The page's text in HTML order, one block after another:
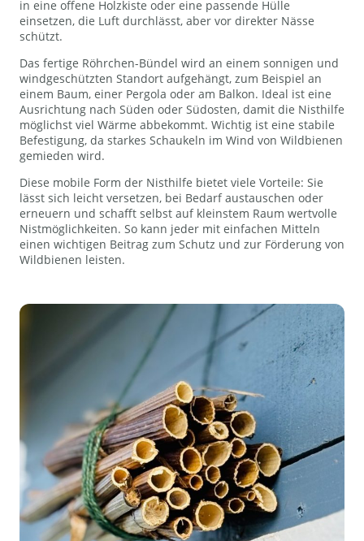
in eine offene Holzkiste oder eine passende Hülle
einsetzen, die Luft durchlässt, aber vor direkter Nässe
schützt.
Das fertige Röhrchen-Bündel wird an einem sonnigen und
windgeschützten Standort aufgehängt, zum Beispiel an
einem Baum, einer Pergola oder am Balkon. Ideal ist eine
Ausrichtung nach Süden oder Südosten, damit die Nisthilfe
möglichst viel Wärme abbekommt. Wichtig ist eine stabile
Befestigung, da starkes Schaukeln im Wind von Wildbienen
gemieden wird.
Diese mobile Form der Nisthilfe bietet viele Vorteile: Sie
lässt sich leicht versetzen, bei Bedarf austauschen oder
erneuern und schafft selbst auf kleinstem Raum wertvolle
Nistmöglichkeiten. So kann jeder mit einfachen Mitteln
einen wichtigen Beitrag zum Schutz und zur Förderung von
Wildbienen leisten.